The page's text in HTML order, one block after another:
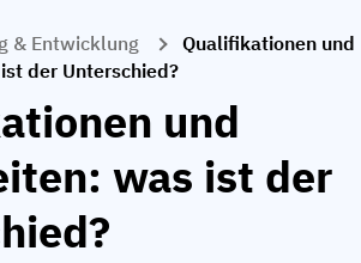
& Entwicklung
Qualifikationen und
der Unterschied?
und
was ist der